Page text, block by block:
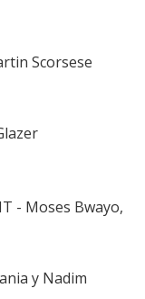
Scorsese
- Moses Bwayo,
y Nadim